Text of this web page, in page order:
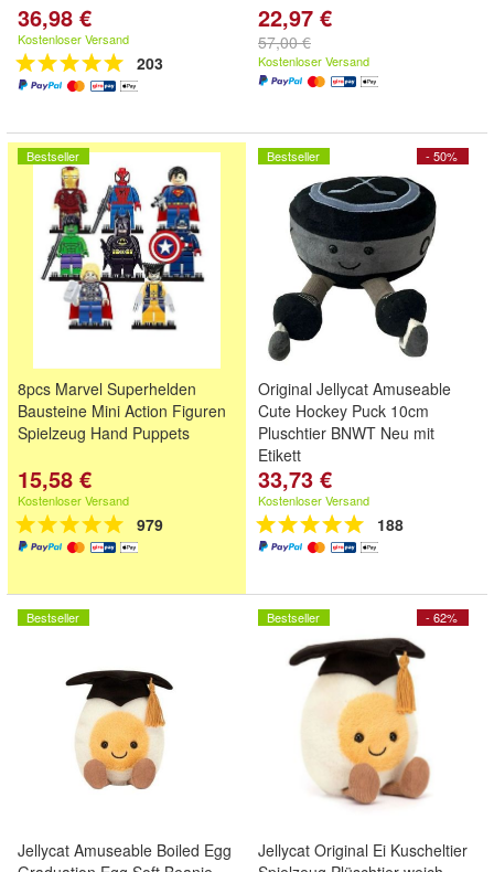
36,98 €
Kostenloser Versand
203
22,97 €
57,00 €
Kostenloser Versand
Bestseller
8pcs Marvel Superhelden
Bausteine Mini Action Figuren
Spielzeug Hand Puppets
15,58 €
Kostenloser Versand
979
- 50%
Bestseller
Original Jellycat Amuseable
Cute Hockey Puck 10cm
Pluschtier BNWT Neu mit
Etikett
33,73 €
Kostenloser Versand
188
Bestseller
Jellycat Amuseable Boiled Egg
- 62%
Bestseller
Jellycat Original Ei Kuscheltier